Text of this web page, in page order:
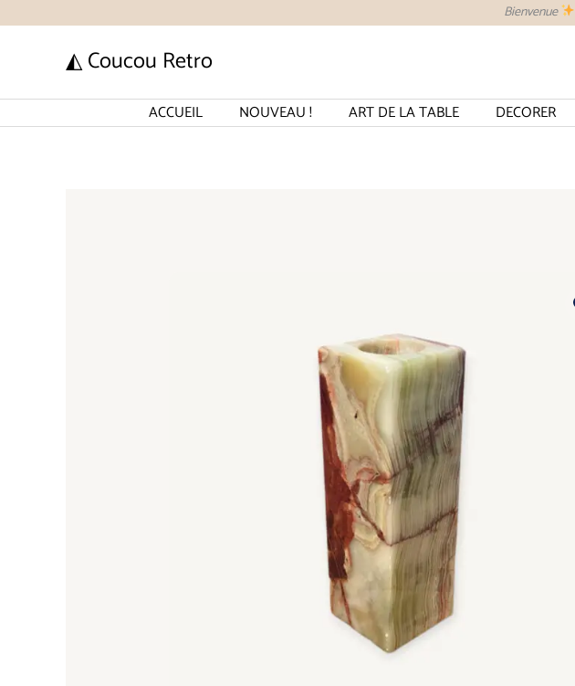
Bienvenue
◭ Coucou Retro
ACCUEIL NOUVEAU ! ART DE LA TABLE DECORER